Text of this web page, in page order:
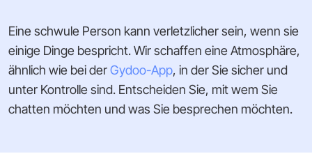
Eine schwule Person kann verletzlicher sein, wenn sie
einige Dinge bespricht. Wir schaffen eine Atmosphäre,
ähnlich wie bei derGydoo-App, in der Sie sicher und
unter Kontrolle sind. Entscheiden Sie, mit wem Sie
chatten möchten und was Sie besprechen möchten.